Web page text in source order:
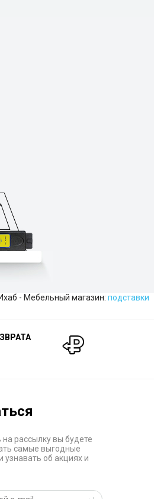
- Мебельный магазин: подставки
рассылку вы будете
самые выгодные
об акциях и